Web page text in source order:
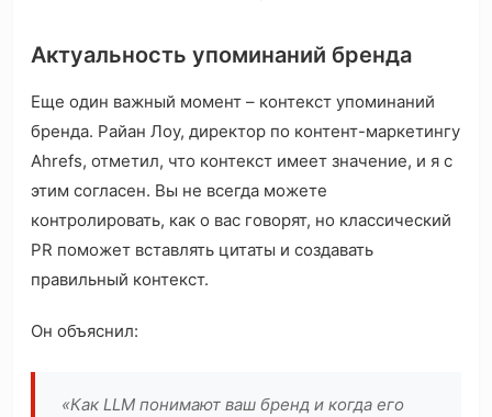
Актуальность упоминаний бренда
Еще один важный момент – контекст упоминаний
бренда. Райан Лоу, директор по контент-маркетингу
Ahrefs, отметил, что контекст имеет значение, и я с
этим согласен. Вы не всегда можете
контролировать, как о вас говорят, но классический
PR поможет вставлять цитаты и создавать
правильный контекст.
Он объяснил:
«Как LLM понимают ваш бренд и когда его